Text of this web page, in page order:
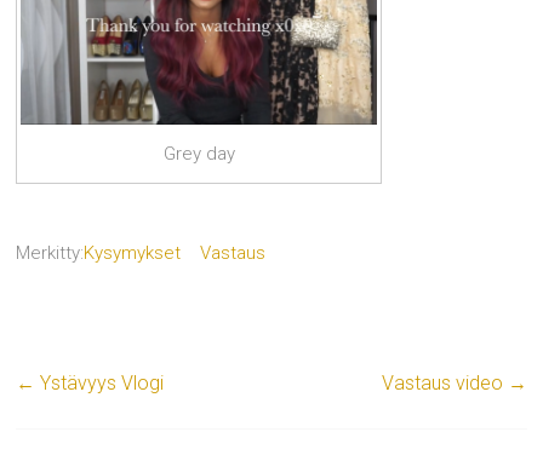
Grey day
Merkitty:Kysymykset Vastaus
← Ystävyys Vlogi Vastaus video →